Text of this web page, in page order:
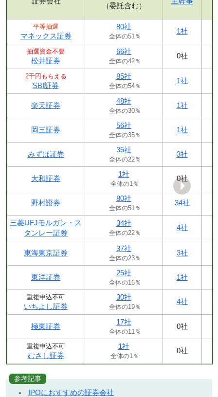
（委託含む）
平等抽選
マネックス証券
80社
全体の51％
1社
抽選資金不要
松井証券
66社
全体の42％
0社
2千円もらえる
SBI証券
85社
全体の54％
1社
楽天証券
48社
全体の30％
1社
岡三証券
56社
全体の35％
1社
みずほ証券
35社
全体の22％
3社
大和証券
1社
全体の1％
0社
野村證券
80社
全体の51％
34社
三菱UFJモルガン・ス
タンレー証券
34社
全体の22％
4社
東海東京証券
37社
全体の23％
3社
東洋証券
25社
全体の16％
1社
重複申込不可
いちよし証券
30社
全体の19％
4社
極東証券
17社
全体の11％
0社
重複申込不可
むさし証券
1社
全体の1％
0社
参考記事
IPOにおすすめの証券会社